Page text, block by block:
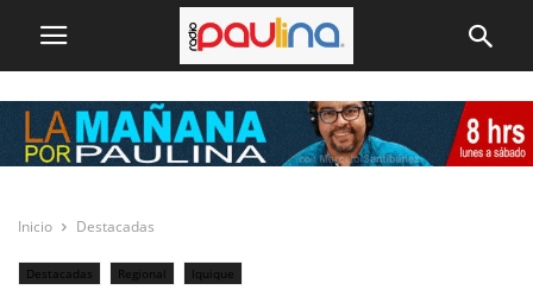
Inicio Destacadas
Destacadas Regional Iquique